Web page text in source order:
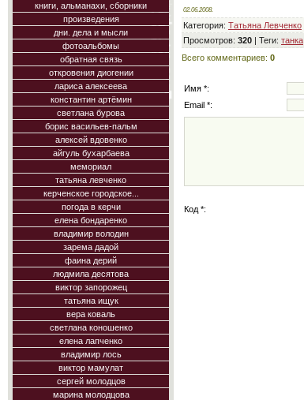
книги, альманахи, сборники
произведения
дни. дела и мысли
фотоальбомы
обратная связь
откровения диогении
лариса алексеева
константин артёмин
светлана бурова
борис васильев-пальм
алексей вдовенко
айгуль бухарбаева
мемориал
татьяна левченко
керченское городское...
погода в керчи
елена бондаренко
владимир володин
зарема дадой
фаина дерий
людмила десятова
виктор запорожец
татьяна ищук
вера коваль
светлана коношенко
елена лапченко
владимир лось
виктор мамулат
сергей молодцов
марина молодцова
02.06.2008.
Категория: Татьяна Левченко
Просмотров: 320 | Теги: танка
Всего комментариев: 0
Имя *:
Email *:
Код *: